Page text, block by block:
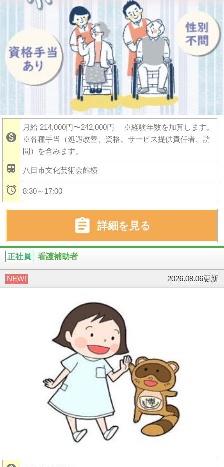

月給 214,000円〜242,000円
※経験年数を加算します。
※各種手当（処遇改善、資格、サービス提供責任者、訪
問）を含みます。
 八日市文化芸術会館横
 8:30～17:00
 詳細を見る
正社員 看護補助者
NEW! 2026.08.06更新